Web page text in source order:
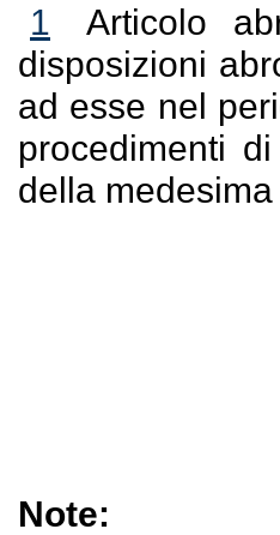
1
Articolo
disposizioni
ad esse nel
procedimenti
della
Note: